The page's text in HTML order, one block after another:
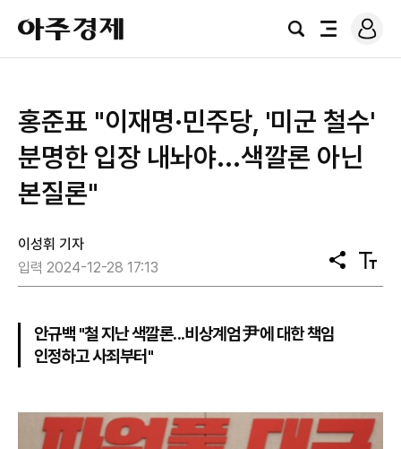
아
주
경
검
전
로
그
홍준표 "이재명·민주당, '미군 철수'
분명한 입장 내놔야...색깔론 아닌
본질론"
이성휘 기자
입력 2024-12-28 17:13
공
유
텍
스
안규백 "철 지난 색깔론...비상계엄 尹에 대한 책임
인정하고 사죄부터"